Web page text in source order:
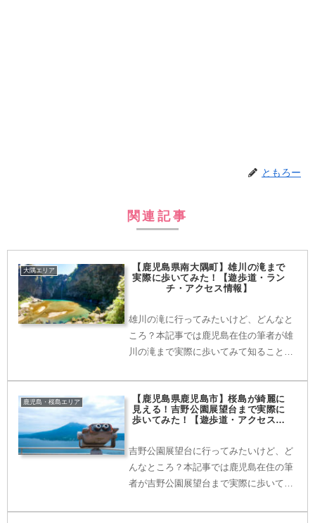
ともろー
関連記事
大隅エリア
【鹿児島県南大隅町】雄川の滝まで
実際に歩いてみた！【遊歩道・ラン
チ・アクセス情報】
雄川の滝に行ってみたいけど、どんなと
ころ？本記事では鹿児島在住の筆者が雄
川の滝まで実際に歩いてみて知ることが
ながら紹介していきます。アクセス情報
やおすすめのランチ情報もあります。実
際に訪れる前にぜひ当記事をご覧くださ
鹿児島・桜島エリア
【鹿児島県鹿児島市】桜島が綺麗に
見える！吉野公園展望台まで実際に
歩いてみた！【遊歩道・アクセス情
吉野公園展望台に行ってみたいけど、ど
んなところ？本記事では鹿児島在住の筆
者が吉野公園展望台まで実際に歩いてみ
を写真を使いながら紹介していきます。